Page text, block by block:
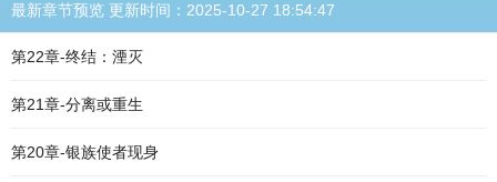
最新章节预览 更新时间：2025-10-27 18:54:47
第22章-终结：湮灭
第21章-分离或重生
第20章-银族使者现身